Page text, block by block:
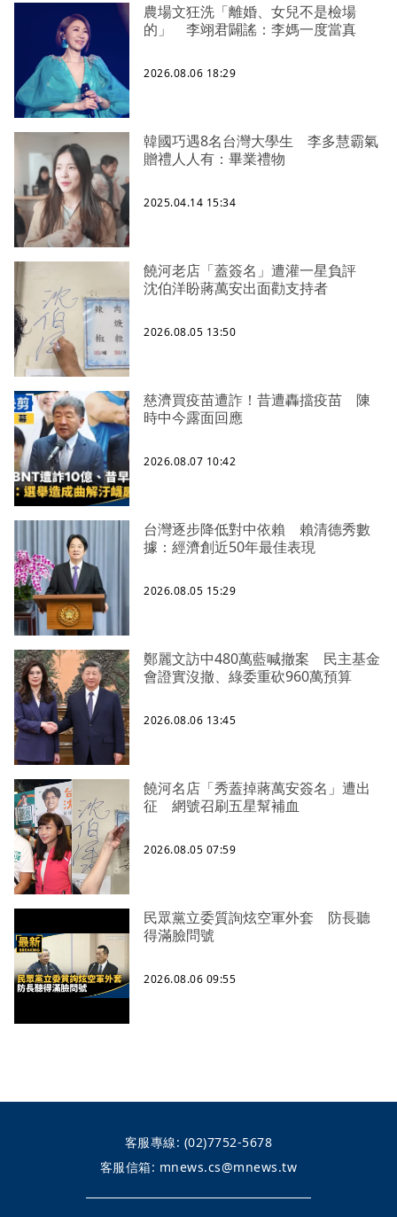
農場文狂洗「離婚、女兒不是檢場
的」 李翊君闢謠：李媽一度當真
2026.08.06 18:29
韓國巧遇8名台灣大學生 李多慧霸氣
贈禮人人有：畢業禮物
2025.04.14 15:34
饒河老店「蓋簽名」遭灌一星負評
沈伯洋盼蔣萬安出面勸支持者
2026.08.05 13:50
慈濟買疫苗遭詐！昔遭轟擋疫苗 陳
時中今露面回應
2026.08.07 10:42
台灣逐步降低對中依賴 賴清德秀數
據：經濟創近50年最佳表現
2026.08.05 15:29
鄭麗文訪中480萬藍喊撤案 民主基金
會證實沒撤、綠委重砍960萬預算
2026.08.06 13:45
饒河名店「秀蓋掉蔣萬安簽名」遭出
征 網號召刷五星幫補血
2026.08.05 07:59
民眾黨立委質詢炫空軍外套 防長聽
得滿臉問號
2026.08.06 09:55
客服專線: (02)7752-5678
客服信箱: mnews.cs@mnews.tw